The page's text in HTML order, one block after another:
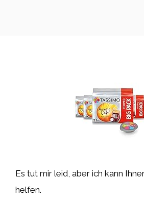
Es tut mir leid, aber ich kann
helfen.